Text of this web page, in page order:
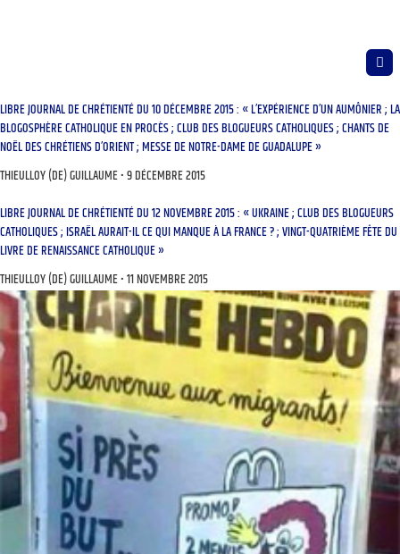
LIBRE JOURNAL DE CHRÉTIENTÉ DU 10 DÉCEMBRE 2015 : « L’EXPÉRIENCE D’UN AUMÔNIER ; LA
BLOGOSPHÈRE CATHOLIQUE EN PROCÈS ; CLUB DES BLOGUEURS CATHOLIQUES ; CHANTS DE
NOËL DES CHRÉTIENS D’ORIENT ; MESSE DE NOTRE-DAME DE GUADALUPE »
THIEULLOY (DE) GUILLAUME 9 DÉCEMBRE 2015
LIBRE JOURNAL DE CHRÉTIENTÉ DU 12 NOVEMBRE 2015 : « UKRAINE ; CLUB DES BLOGUEURS
CATHOLIQUES ; ISRAËL AURAIT-IL CE QUI MANQUE À LA FRANCE ? ; VINGT-QUATRIÈME FÊTE DU
LIVRE DE RENAISSANCE CATHOLIQUE »
THIEULLOY (DE) GUILLAUME 11 NOVEMBRE 2015